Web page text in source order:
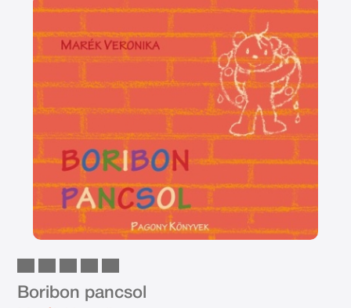
Boribon pancsol